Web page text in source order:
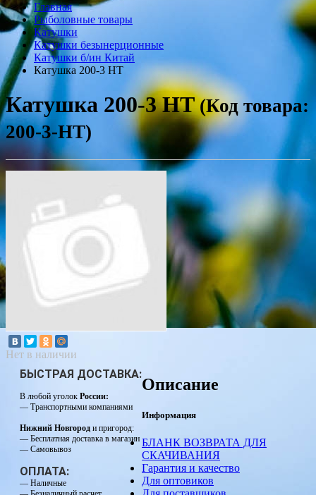
Главная
Рыболовные товары
Катушки
Катушки безынерционные
Катушки б/ин Китай
Катушка 200-3 HT
Катушка 200-3 HT (Код товара:
200-3-HT)
Нет в наличии
БЫСТРАЯ ДОСТАВКА:
В любой уголок России:
— Транспортными компаниями
Нижний Новгород и пригород:
— Бесплатная доставка в магазин
— Самовывоз
ОПЛАТА:
— Наличные
Описание
Информация
БЛАНК ВОЗВРАТА ДЛЯ
СКАЧИВАНИЯ
Гарантия и качество
Для оптовиков